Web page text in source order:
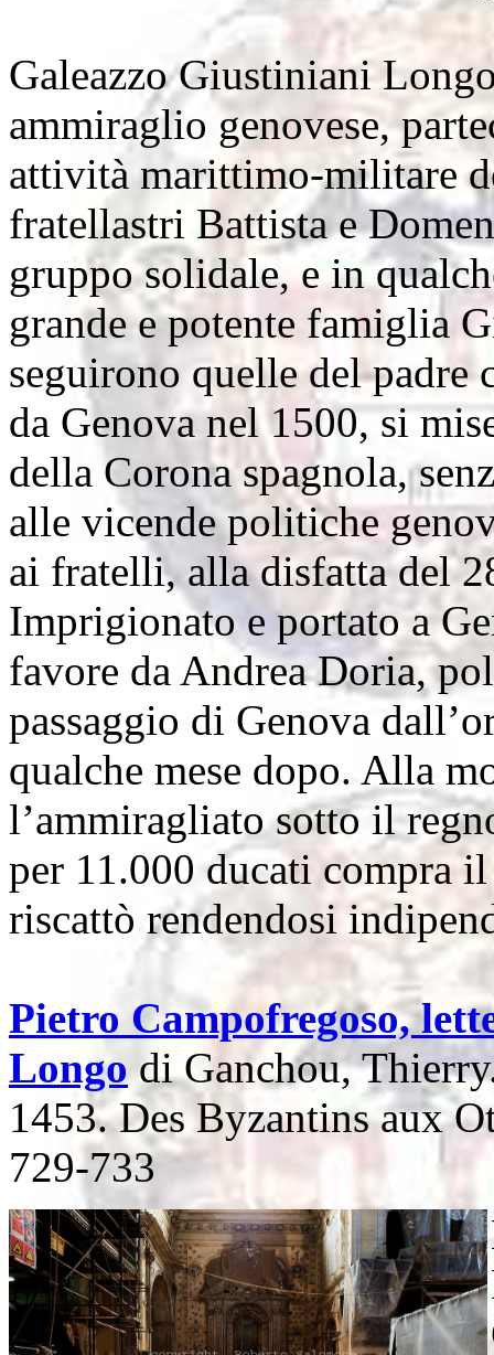
Galeazzo Giustiniani
ammiraglio genovese,
attività marittimo-militare
fratellastri Battista e
gruppo solidale, e in
grande e potente famiglia
seguirono quelle del padre
da Genova nel 1500, si
della Corona spagnola,
alle vicende politiche
ai fratelli, alla disfatta del
Imprigionato e portato a
favore da Andrea Doria,
passaggio di Genova
qualche mese dopo. Alla
l’ammiragliato sotto il
per 11.000 ducati compra
riscattò rendendosi
Pietro Campofregoso,
Longo di Ganchou,
1453. Des Byzantins aux
729-733